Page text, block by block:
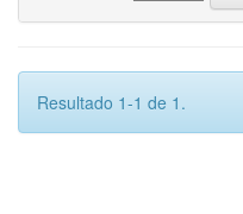
Resultado 1-1 de 1.